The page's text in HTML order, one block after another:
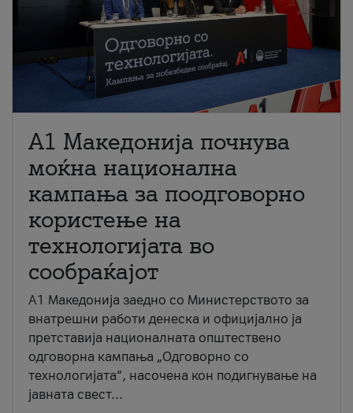
A1 Македонија почнува
моќна национална
кампања за поодговорно
користење на
технологијата во
сообраќајот
A1 Македонија заедно со Министерството за
внатрешни работи денеска и официјално ја
претставија националната општествено
одговорна кампања „Одговорно со
технологијата“, насочена кон подигнување на
јавната свест...